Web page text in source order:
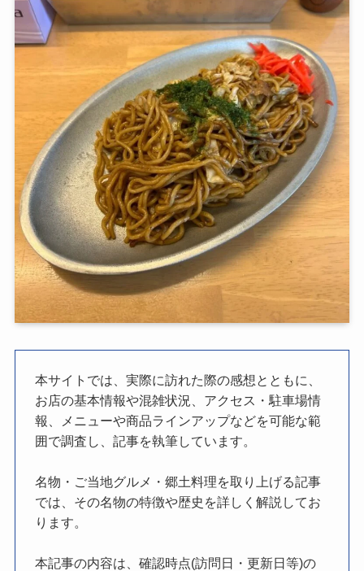
本サイトでは、実際に訪れた際の感想とともに、
お店の基本情報や混雑状況、アクセス・駐車場情
報、メニューや商品ラインアップなどを可能な範
囲で調査し、記事を執筆しています。
名物・ご当地グルメ・郷土料理を取り上げる記事
では、その名物の特徴や歴史を詳しく解説してお
ります。
本記事の内容は、確認時点(訪問日・更新日等)の